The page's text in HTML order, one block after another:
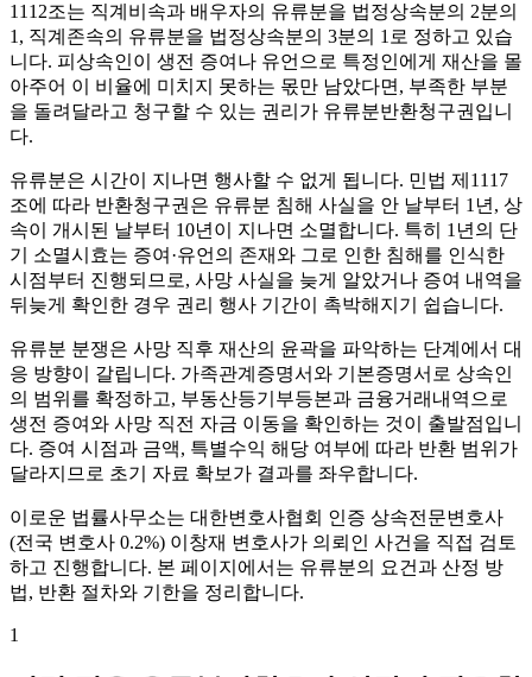
1112조는 직계비속과 배우자의 유류분을 법정상속분의 2분의
1, 직계존속의 유류분을 법정상속분의 3분의 1로 정하고 있습
니다. 피상속인이 생전 증여나 유언으로 특정인에게 재산을 몰
아주어 이 비율에 미치지 못하는 몫만 남았다면, 부족한 부분
을 돌려달라고 청구할 수 있는 권리가 유류분반환청구권입니
다.
유류분은 시간이 지나면 행사할 수 없게 됩니다. 민법 제1117
조에 따라 반환청구권은 유류분 침해 사실을 안 날부터 1년, 상
속이 개시된 날부터 10년이 지나면 소멸합니다. 특히 1년의 단
기 소멸시효는 증여·유언의 존재와 그로 인한 침해를 인식한
시점부터 진행되므로, 사망 사실을 늦게 알았거나 증여 내역을
뒤늦게 확인한 경우 권리 행사 기간이 촉박해지기 쉽습니다.
유류분 분쟁은 사망 직후 재산의 윤곽을 파악하는 단계에서 대
응 방향이 갈립니다. 가족관계증명서와 기본증명서로 상속인
의 범위를 확정하고, 부동산등기부등본과 금융거래내역으로
생전 증여와 사망 직전 자금 이동을 확인하는 것이 출발점입니
다. 증여 시점과 금액, 특별수익 해당 여부에 따라 반환 범위가
달라지므로 초기 자료 확보가 결과를 좌우합니다.
이로운 법률사무소는 대한변호사협회 인증 상속전문변호사
(전국 변호사 0.2%) 이창재 변호사가 의뢰인 사건을 직접 검토
하고 진행합니다. 본 페이지에서는 유류분의 요건과 산정 방
법, 반환 절차와 기한을 정리합니다.
1